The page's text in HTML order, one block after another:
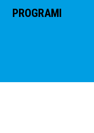
PROGRAMI